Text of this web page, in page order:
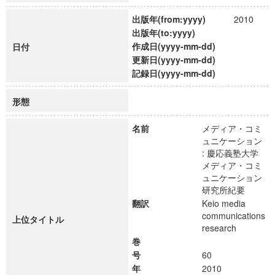
日付
出版年(from:yyyy)
2010
出版年(to:yyyy)
作成日(yyyy-mm-dd)
更新日(yyyy-mm-dd)
記録日(yyyy-mm-dd)
形態
上位タイトル
名前
メディア・コミ
ュニケーション
: 慶応義塾大学
メディア・コミ
ュニケーション
研究所紀要
翻訳
Keio media
communications
research
巻
号
60
年
2010